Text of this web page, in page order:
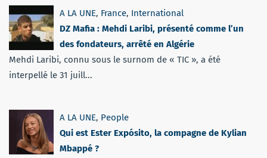
A LA UNE, France, International
DZ Mafia : Mehdi Laribi, présenté comme l’un
des fondateurs, arrêté en Algérie
Mehdi Laribi, connu sous le surnom de « TIC », a été
interpellé le 31 juill...
A LA UNE, People
Qui est Ester Expósito, la compagne de Kylian
Mbappé ?